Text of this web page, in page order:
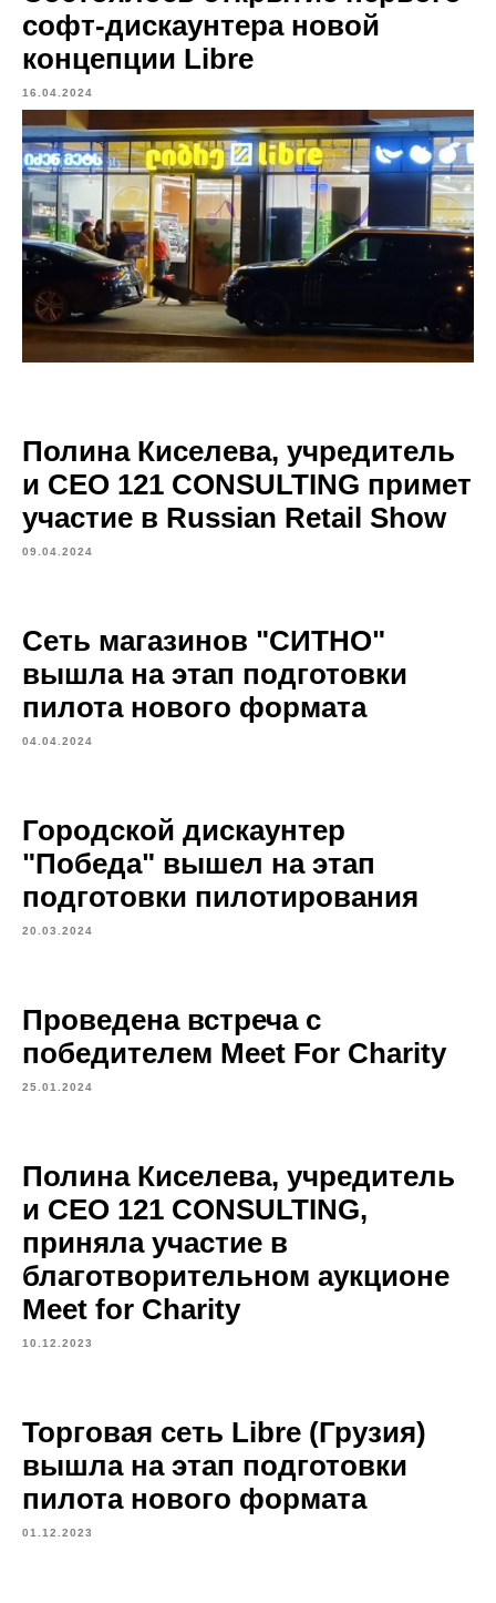
софт-дискаунтера новой
концепции Libre
16.04.2024
Полина Киселева, учредитель
и СЕО 121 CONSULTING примет
участие в Russian Retail Show
09.04.2024
Сеть магазинов "СИТНО"
вышла на этап подготовки
пилота нового формата
04.04.2024
Городской дискаунтер
"Победа" вышел на этап
подготовки пилотирования
20.03.2024
Проведена встреча с
победителем Meet For Charity
25.01.2024
Полина Киселева, учредитель
и СЕО 121 CONSULTING,
приняла участие в
благотворительном аукционе
Meet for Charity
10.12.2023
Торговая сеть Libre (Грузия)
вышла на этап подготовки
пилота нового формата
01.12.2023